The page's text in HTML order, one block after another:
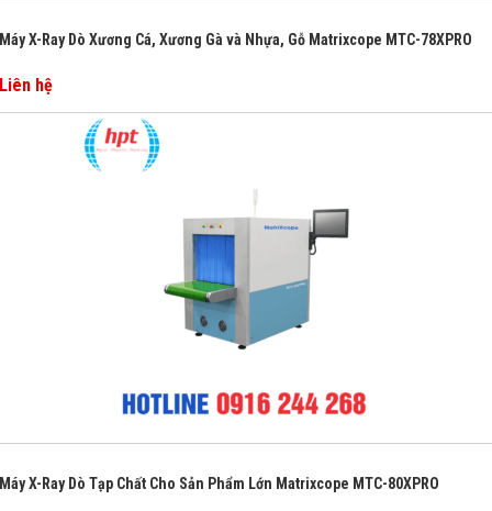
X-Ray Dò Xương Cá, Xương Gà và Nhựa, Gỗ Matrixcope MTC-78XPRO
hệ
X-Ray Dò Tạp Chất Cho Sản Phẩm Lớn Matrixcope MTC-80XPRO